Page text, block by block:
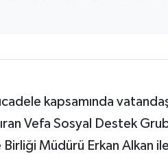
kapsamında
Vefa Sosyal Destek
Müdürü Erkan Alkan